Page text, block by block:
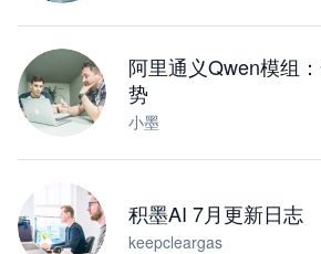
阿里通义Qwen模组
势
小墨
积墨AI 7月更新日志
keepcleargas